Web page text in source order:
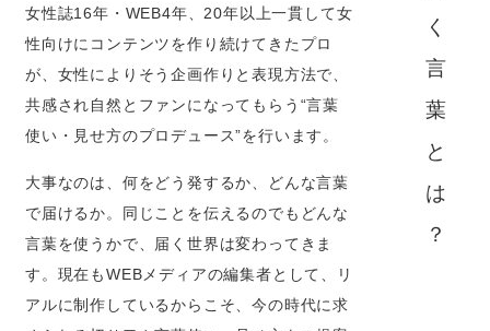
女性誌16年・WEB4年、20年以上一貫して女
性向けにコンテンツを作り続けてきたプロ
が、女性によりそう企画作りと表現方法で、
共感され自然とファンになってもらう“言葉
使い・見せ方のプロデュース”を行います。
大事なのは、何をどう発するか、どんな言葉
で届けるか。同じことを伝えるのでもどんな
言葉を使うかで、届く世界は変わってきま
す。現在もWEBメディアの編集者として、リ
アルに制作しているからこそ、今の時代に求
く
言
葉
と
は
？